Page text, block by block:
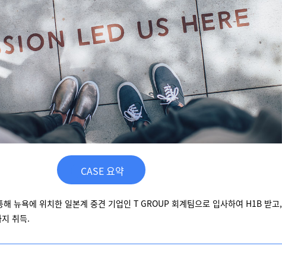
CASE 요약
해 뉴욕에 위치한 일본계 중견 기업인 T GROUP 회계팀으로 입사하여 H1B 받고,
취득.